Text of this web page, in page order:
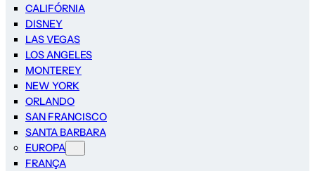
CALIFÓRNIA
DISNEY
LAS VEGAS
LOS ANGELES
MONTEREY
NEW YORK
ORLANDO
SAN FRANCISCO
SANTA BARBARA
EUROPA
FRANÇA